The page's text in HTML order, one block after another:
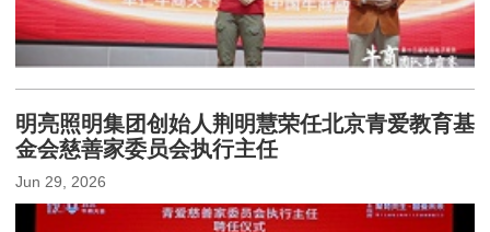
明亮照明集团创始人荆明慧荣任北京青爱教育基
金会慈善家委员会执行主任
Jun 29, 2026